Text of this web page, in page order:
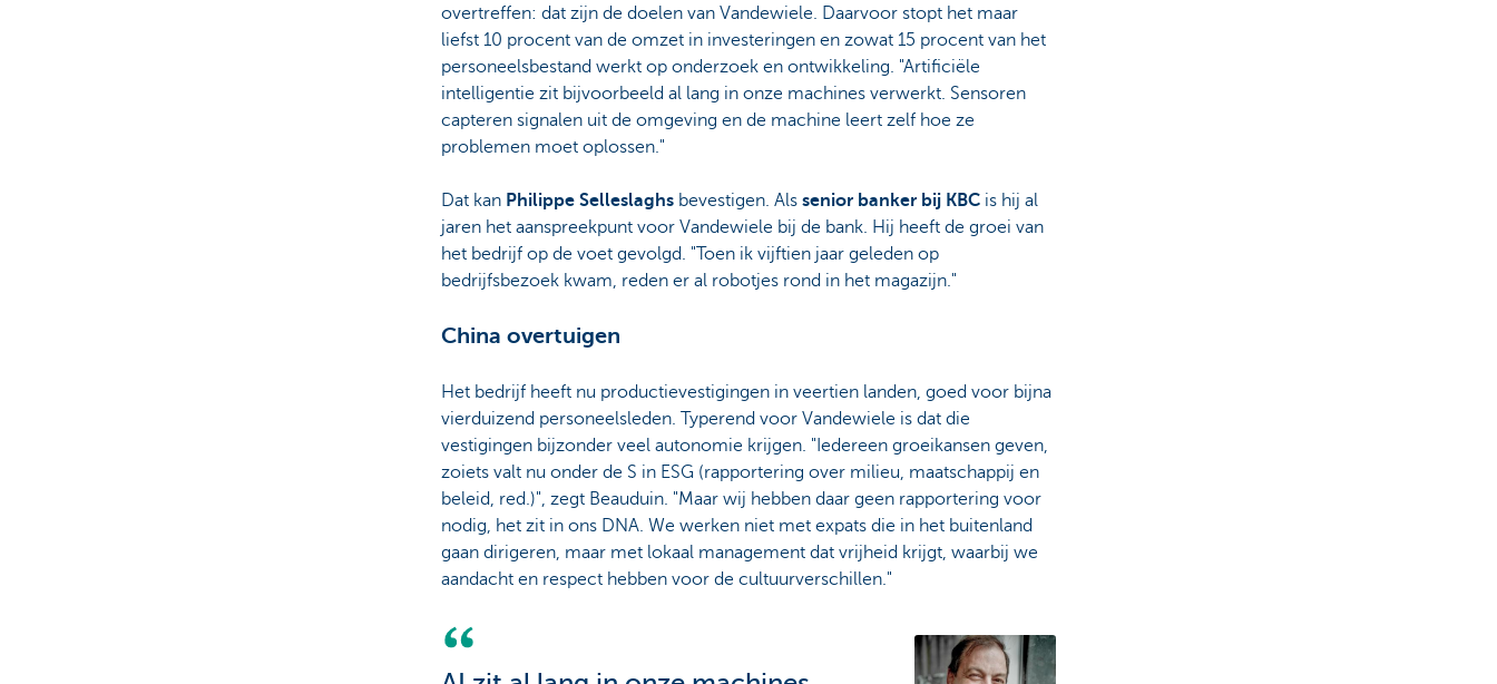
overtreffen: dat zijn de doelen van Vandewiele. Daarvoor stopt het maar
liefst 10 procent van de omzet in investeringen en zowat 15 procent van het
personeelsbestand werkt op onderzoek en ontwikkeling. "Artificiële
intelligentie zit bijvoorbeeld al lang in onze machines verwerkt. Sensoren
capteren signalen uit de omgeving en de machine leert zelf hoe ze
problemen moet oplossen."
Dat kan Philippe Selleslaghsbevestigen. Als senior banker bij KBCis hij al
jaren het aanspreekpunt voor Vandewiele bij de bank. Hij heeft de groei van
het bedrijf op de voet gevolgd. "Toen ik vijftien jaar geleden op
bedrijfsbezoek kwam, reden er al robotjes rond in het magazijn."
China overtuigen
Het bedrijf heeft nu productievestigingen in veertien landen, goed voor bijna
vierduizend personeelsleden. Typerend voor Vandewiele is dat die
vestigingen bijzonder veel autonomie krijgen. "Iedereen groeikansen geven,
zoiets valt nu onder de S in ESG (rapportering over milieu, maatschappij en
beleid, red.)", zegt Beauduin. "Maar wij hebben daar geen rapportering voor
nodig, het zit in ons DNA. We werken niet met expats die in het buitenland
gaan dirigeren, maar met lokaal management dat vrijheid krijgt, waarbij we
aandacht en respect hebben voor de cultuurverschillen."